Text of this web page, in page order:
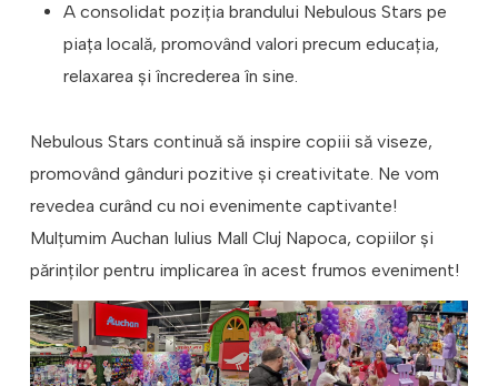
⁠A consolidat poziția brandului Nebulous Stars pe
piața locală, promovând valori precum educația,
relaxarea şi încrederea în sine.
Nebulous Stars continuă să inspire copiii să viseze,
promovând gânduri pozitive și creativitate. Ne vom
revedea curând cu noi evenimente captivante!
Mulțumim Auchan Iulius Mall Cluj Napoca, copiilor şi
părinţilor pentru implicarea în acest frumos eveniment!